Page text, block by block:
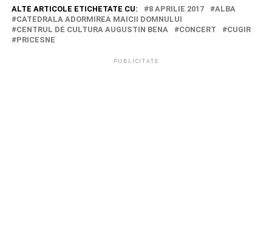
ALTE ARTICOLE ETICHETATE CU: 8 APRILIE 2017
ALBA
CATEDRALA ADORMIREA MAICII DOMNULUI
CENTRUL DE CULTURA AUGUSTIN BENA
CONCERT
CUGIR
PRICESNE
PUBLICITATE